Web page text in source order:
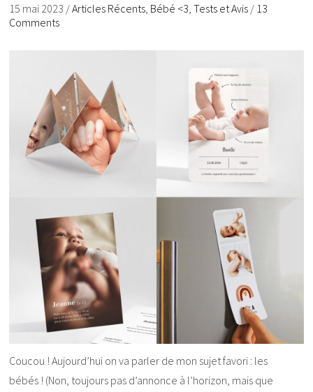
15 mai 2023 /Articles Récents, Bébé <3,Tests et Avis / 13
Comments
Coucou ! Aujourd’hui on va parler de mon sujet favori : les
bébés ! (Non, toujours pas d’annonce à l’horizon, mais que